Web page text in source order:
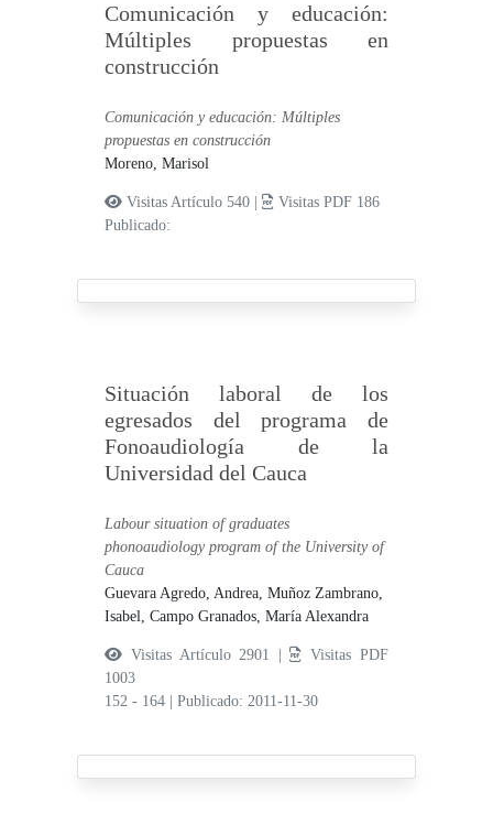
Comunicación y educación:
Múltiples propuestas en
construcción
Comunicación y educación: Múltiples
propuestas en construcción
Moreno, Marisol
Visitas Artículo 540 |
Visitas PDF 186
Publicado:
Situación laboral de los
egresados del programa de
Fonoaudiología de la
Universidad del Cauca
Labour situation of graduates
phonoaudiology program of the University of
Cauca
Guevara Agredo, Andrea,Muñoz Zambrano,
Isabel,Campo Granados, María Alexandra
Visitas Artículo 2901 |
Visitas PDF
1003
152 - 164
|Publicado: 2011-11-30